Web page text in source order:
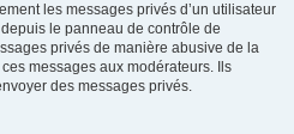
les messages privés d’un utilisateur
le panneau de contrôle de
privés de manière abusive de la
messages aux modérateurs. Ils
des messages privés.